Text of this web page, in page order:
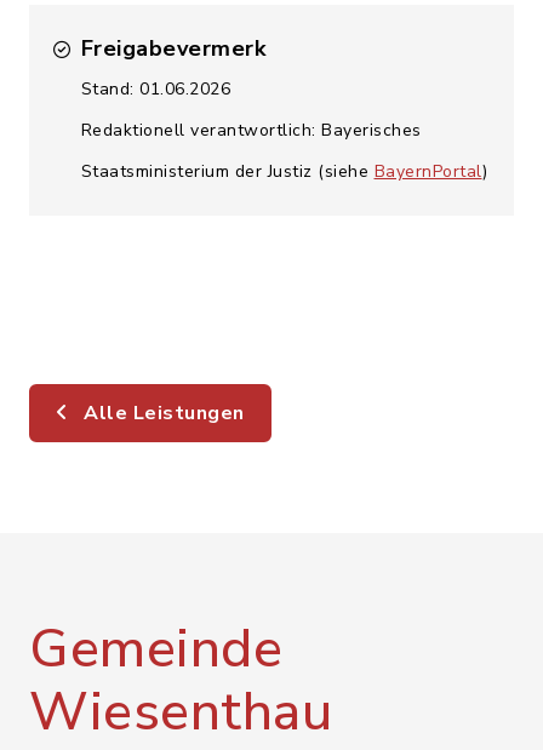
Freigabevermerk
Stand: 01.06.2026
Redaktionell verantwortlich: Bayerisches
Staatsministerium der Justiz (siehe BayernPortal)
Alle Leistungen
Gemeinde
Wiesenthau